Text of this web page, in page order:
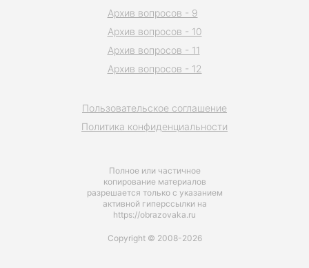
Полное или частичное
копирование материалов
разрешается только с указанием
активной гиперссылки на
https://obrazovaka.ru
Пользовательское соглашение
Политика конфиденциальности
Архив вопросов - 9
Архив вопросов - 10
Архив вопросов - 11
Архив вопросов - 12
Copyright © 2008-2026